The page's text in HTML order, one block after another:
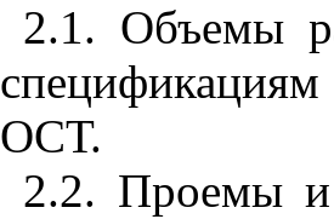
2.1. Объемы
ОСТ.
2.2. Проемы и